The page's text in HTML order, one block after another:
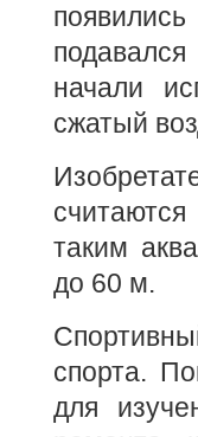
начали
сжатый
таким
до 60 м.
спорта.
для